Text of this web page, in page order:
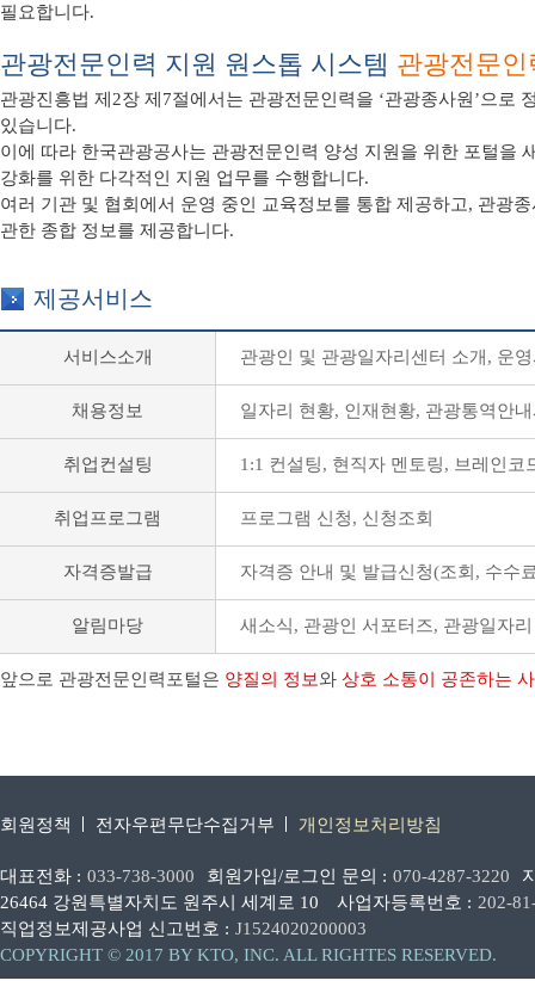
필요합니다.
관광전문인력 지원 원스톱 시스템 관광전문
관광진흥법 제2장 제7절에서는 관광전문인력을 ‘관광종사원’으
있습니다.
이에 따라 한국관광공사는 관광전문인력 양성 지원을 위한 포털을
강화를 위한 다각적인 지원 업무를 수행합니다.
여러 기관 및 협회에서 운영 중인 교육정보를 통합 제공하고, 관광
관한 종합 정보를 제공합니다.
제공서비스
서비스소개 관광인 및 관광일자리센터 소개, 운
채용정보 일자리 현황, 인재현황, 관광통역안
취업컨설팅 1:1 컨설팅, 현직자 멘토링, 브레인코
취업프로그램 프로그램 신청, 신청조회
자격증발급 자격증 안내 및 발급신청(조회, 수수
알림마당 새소식, 관광인 서포터즈, 관광일자
앞으로 관광전문인력포털은 양질의 정보와 상호 소통이 공존하는
회원정책 전자우편무단수집거부 개인정보처리방침
대표전화 : 033-738-3000 회원가입/로그인 문의 : 070-4287-3220
26464 강원특별자치도 원주시 세계로 10
사업자등록번호 : 202-
직업정보제공사업 신고번호 : J1524020200003
COPYRIGHT © 2017 BY KTO, INC. ALL RIGHTES RESERVED.